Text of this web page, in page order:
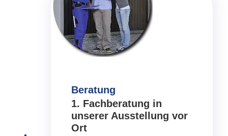
Beratung
1. Fachberatung in
unserer Ausstellung vor
Ort